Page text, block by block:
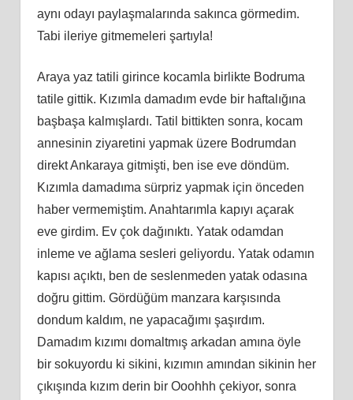
aynı odayı paylaşmalarında sakınca görmedim.
Tabi ileriye gitmemeleri şartıyla!
Araya yaz tatili girince kocamla birlikte Bodruma
tatile gittik. Kızımla damadım evde bir haftalığına
başbaşa kalmışlardı. Tatil bittikten sonra, kocam
annesinin ziyaretini yapmak üzere Bodrumdan
direkt Ankaraya gitmişti, ben ise eve döndüm.
Kızımla damadıma sürpriz yapmak için önceden
haber vermemiştim. Anahtarımla kapıyı açarak
eve girdim. Ev çok dağınıktı. Yatak odamdan
inleme ve ağlama sesleri geliyordu. Yatak odamın
kapısı açıktı, ben de seslenmeden yatak odasına
doğru gittim. Gördüğüm manzara karşısında
dondum kaldım, ne yapacağımı şaşırdım.
Damadım kızımı domaltmış arkadan amına öyle
bir sokuyordu ki sikini, kızımın amından sikinin her
çıkışında kızım derin bir Ooohhh çekiyor, sonra